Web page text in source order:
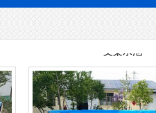
支架水池